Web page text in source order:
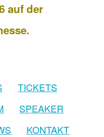
auf der
TICKETS
SPEAKER
KONTAKT